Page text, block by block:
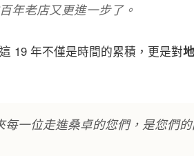
年老店又更進一步了。
19 年不僅是時間的累積，更是對
每一位走進桑卓的您們，是您們